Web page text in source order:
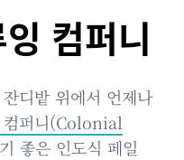
컴퍼니
디밭 위에서 언제나
컴퍼니(Colonial
좋은 인도식 페일